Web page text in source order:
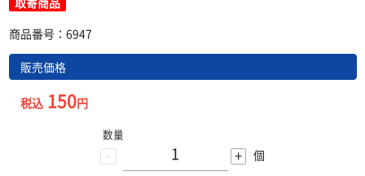
商品番号：6947
販売価格
税込150円
-
数量
+ 個